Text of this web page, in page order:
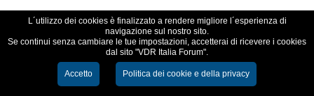
L´utilizzo dei cookies è finalizzato a rendere migliore l´esperienza di
navigazione sul nostro sito.
Se continui senza cambiare le tue impostazioni, accetterai di ricevere i cookies
dal sito "VDR Italia Forum".
Accetto Politica dei cookie e della privacy